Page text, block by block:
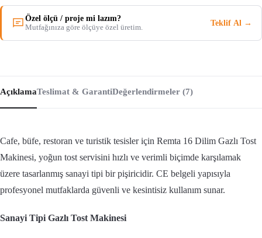
Özel ölçü / proje mi lazım?
Mutfağınıza göre ölçüye özel üretim.
Teklif Al →
AçıklamaTeslimat & GarantiDeğerlendirmeler (7)
Cafe, büfe, restoran ve turistik tesisler için Remta 16 Dilim Gazlı Tost
Makinesi, yoğun tost servisini hızlı ve verimli biçimde karşılamak
üzere tasarlanmış sanayi tipi bir pişiricidir. CE belgeli yapısıyla
profesyonel mutfaklarda güvenli ve kesintisiz kullanım sunar.
Sanayi Tipi Gazlı Tost Makinesi